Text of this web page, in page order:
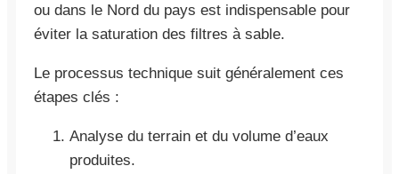
ou dans le Nord du pays est indispensable pour
éviter la saturation des filtres à sable.
Le processus technique suit généralement ces
étapes clés :
Analyse du terrain et du volume d’eaux
produites.